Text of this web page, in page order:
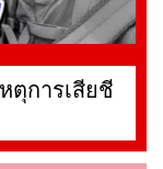
ตุการเสียชี